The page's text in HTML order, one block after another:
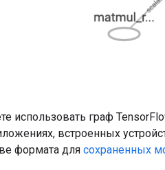
использовать граф
встроенных
формата для сохраненных